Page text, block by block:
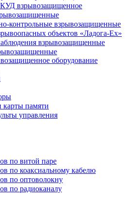
взрывозащищенное
контрольные взрывозащищенные
объектов «Ладога-Ex»
взрывозащищенные
оборудование
карты памяти
управления
по витой паре
по коаксиальному кабелю
по оптоволокну
по радиоканалу